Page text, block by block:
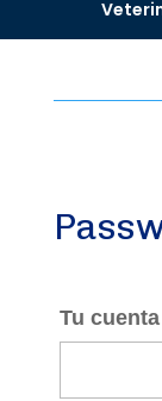
Tu